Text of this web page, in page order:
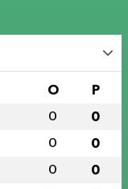
O P
0 0
0 0
0 0